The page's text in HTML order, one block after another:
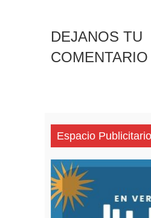
DEJANOS TU
COMENTARIO
Espacio Publicitario